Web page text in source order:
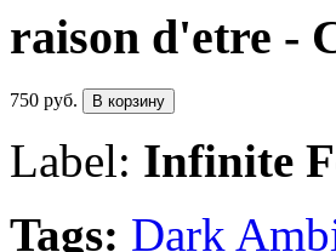
raison d'etre -
750 руб. В корзину
Label: Infinite
Tags: Dark